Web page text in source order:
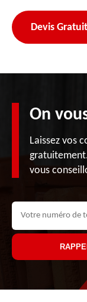
Devis Gratuit
On
Laissez vos
vous